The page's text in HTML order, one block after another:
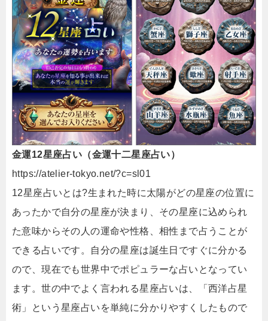
金運12星座占い（金運十二星座占い）
https://atelier-tokyo.net/?c=sl01
12星座占いとは?生まれた時に太陽がどの星座の位置に
あったかで自分の星座が決まり、その星座に込められ
た意味からその人の運命や性格、相性まで占うことが
できる占いです。自分の星座は誕生日ですぐに分かる
ので、現在でも世界中でポピュラーな占いとなってい
ます。世の中でよく言われる星座占いは、「西洋占星
術」という星座占いを単純に分かりやすくしたもので